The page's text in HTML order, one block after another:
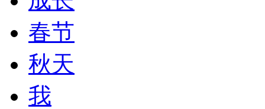
春节
秋天
我